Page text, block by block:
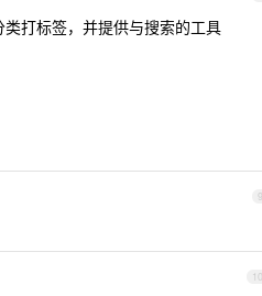
打标签，并提供与搜索的工具
9
10